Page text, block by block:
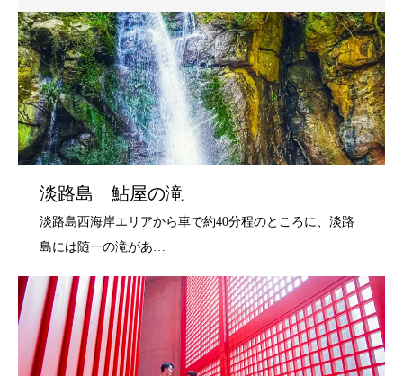
淡路島 鮎屋の滝